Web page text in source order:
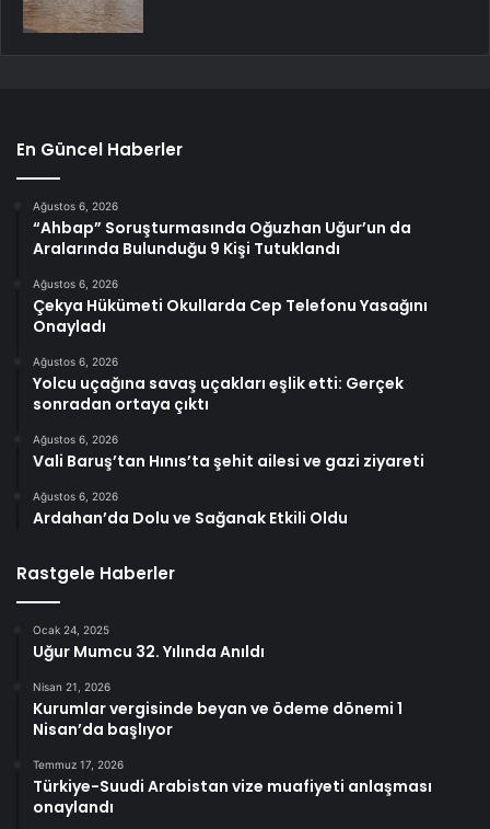
En Güncel Haberler
Ağustos 6, 2026
“Ahbap” Soruşturmasında Oğuzhan Uğur’un da
Aralarında Bulunduğu 9 Kişi Tutuklandı
Ağustos 6, 2026
Çekya Hükümeti Okullarda Cep Telefonu Yasağını
Onayladı
Ağustos 6, 2026
Yolcu uçağına savaş uçakları eşlik etti: Gerçek
sonradan ortaya çıktı
Ağustos 6, 2026
Vali Baruş’tan Hınıs’ta şehit ailesi ve gazi ziyareti
Ağustos 6, 2026
Ardahan’da Dolu ve Sağanak Etkili Oldu
Rastgele Haberler
Ocak 24, 2025
Uğur Mumcu 32. Yılında Anıldı
Nisan 21, 2026
Kurumlar vergisinde beyan ve ödeme dönemi 1
Nisan’da başlıyor
Temmuz 17, 2026
Türkiye-Suudi Arabistan vize muafiyeti anlaşması
onaylandı